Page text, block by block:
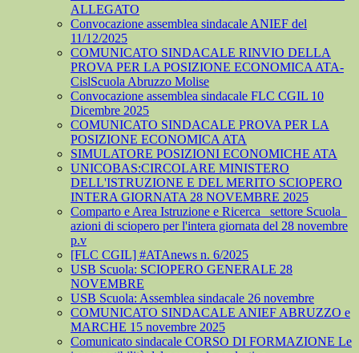
ALLEGATO
Convocazione assemblea sindacale ANIEF del
11/12/2025
COMUNICATO SINDACALE RINVIO DELLA
PROVA PER LA POSIZIONE ECONOMICA ATA-
CislScuola Abruzzo Molise
Convocazione assemblea sindacale FLC CGIL 10
Dicembre 2025
COMUNICATO SINDACALE PROVA PER LA
POSIZIONE ECONOMICA ATA
SIMULATORE POSIZIONI ECONOMICHE ATA
UNICOBAS:CIRCOLARE MINISTERO
DELL'ISTRUZIONE E DEL MERITO SCIOPERO
INTERA GIORNATA 28 NOVEMBRE 2025
Comparto e Area Istruzione e Ricerca_ settore Scuola_
azioni di sciopero per l'intera giornata del 28 novembre
p.v
[FLC CGIL] #ATAnews n. 6/2025
USB Scuola: SCIOPERO GENERALE 28
NOVEMBRE
USB Scuola: Assemblea sindacale 26 novembre
COMUNICATO SINDACALE ANIEF ABRUZZO e
MARCHE 15 novembre 2025
Comunicato sindacale CORSO DI FORMAZIONE Le